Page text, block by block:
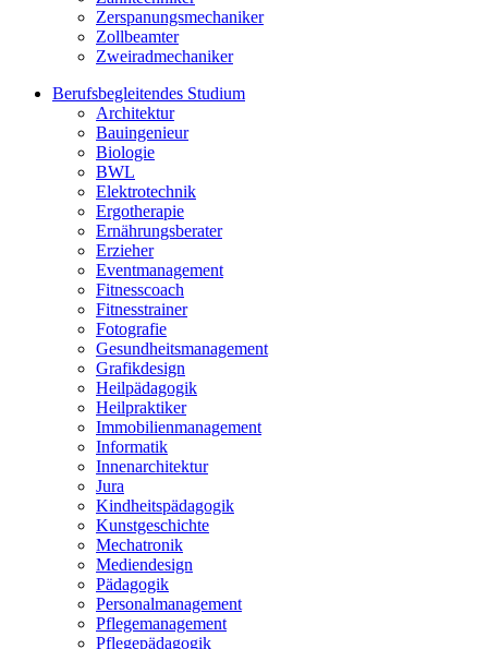
Zerspanungsmechaniker
Zollbeamter
Zweiradmechaniker
Berufsbegleitendes Studium
Architektur
Bauingenieur
Biologie
BWL
Elektrotechnik
Ergotherapie
Ernährungsberater
Erzieher
Eventmanagement
Fitnesscoach
Fitnesstrainer
Fotografie
Gesundheitsmanagement
Grafikdesign
Heilpädagogik
Heilpraktiker
Immobilienmanagement
Informatik
Innenarchitektur
Jura
Kindheitspädagogik
Kunstgeschichte
Mechatronik
Mediendesign
Pädagogik
Personalmanagement
Pflegemanagement
Pflegepädagogik